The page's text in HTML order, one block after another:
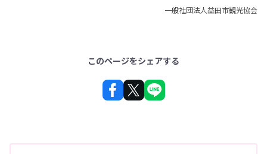
一般社団法人益田市観光協会
このページをシェアする